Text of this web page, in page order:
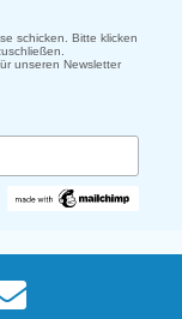
schicken. Bitte klicken
unseren Newsletter